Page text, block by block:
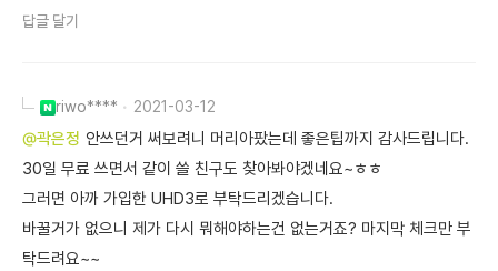
답글 달기
riwo**** 2021-03-12
@곽은정 안쓰던거 써보려니 머리아팠는데 좋은팁까지 감사드립니다.
30일 무료 쓰면서 같이 쓸 친구도 찾아봐야겠네요~ㅎㅎ
그러면 아까 가입한 UHD3로 부탁드리겠습니다.
바꿀거가 없으니 제가 다시 뭐해야하는건 없는거죠? 마지막 체크만 부
탁드려요~~